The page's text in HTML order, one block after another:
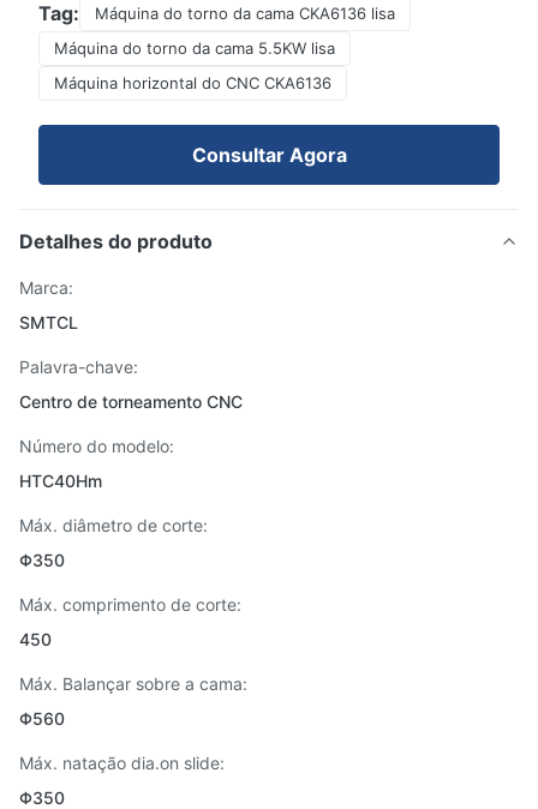
Tag:
Máquina do torno da cama CKA6136 lisa
Máquina do torno da cama 5.5KW lisa
Máquina horizontal do CNC CKA6136
Consultar Agora
Detalhes do produto
Marca:
SMTCL
Palavra-chave:
Centro de torneamento CNC
Número do modelo:
HTC40Hm
Máx. diâmetro de corte:
Φ350
Máx. comprimento de corte:
450
Máx. Balançar sobre a cama:
Φ560
Máx. natação dia.on slide:
Φ350